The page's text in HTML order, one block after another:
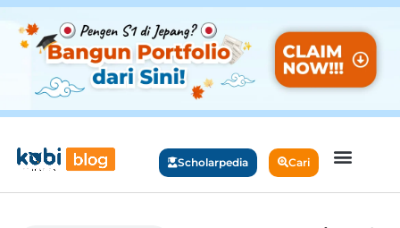
Scholarpedia Cari